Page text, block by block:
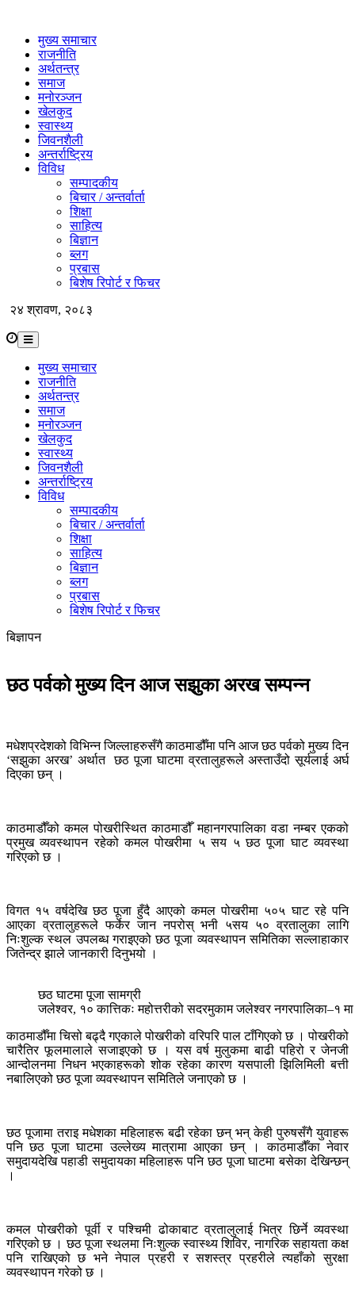
मुख्य समाचार
राजनीति
अर्थतन्त्र
समाज
मनोरञ्जन
खेलकुद
स्वास्थ्य
जिवनशैली
अन्तर्राष्ट्रिय
विविध
सम्पादकीय
बिचार / अन्तर्वार्ता
शिक्षा
साहित्य
बिज्ञान
ब्लग
प्रबास
बिशेष रिपोर्ट र फिचर
२४ श्रावण, २०८३
मुख्य समाचार
राजनीति
अर्थतन्त्र
समाज
मनोरञ्जन
खेलकुद
स्वास्थ्य
जिवनशैली
अन्तर्राष्ट्रिय
विविध
सम्पादकीय
बिचार / अन्तर्वार्ता
शिक्षा
साहित्य
बिज्ञान
ब्लग
प्रबास
बिशेष रिपोर्ट र फिचर
बिज्ञापन
छठ पर्वको मुख्य दिन आज सझुका अरख सम्पन्न
मधेशप्रदेशको विभिन्न जिल्लाहरुसँगै काठमाडौँमा पनि आज छठ पर्वको मुख्य दिन
‘सझुका अरख’ अर्थात छठ पूजा घाटमा व्रतालुहरूले अस्ताउँदो सूर्यलाई अर्घ
दिएका छन् ।
काठमाडौँको कमल पोखरीस्थित काठमाडौँ महानगरपालिका वडा नम्बर एकको
प्रमुख व्यवस्थापन रहेको कमल पोखरीमा ५ सय ५ छठ पूजा घाट व्यवस्था
गरिएको छ ।
विगत १५ वर्षदेखि छठ पूजा हुँदै आएको कमल पोखरीमा ५०५ घाट रहे पनि
आएका व्रतालुहरूले फर्केर जान नपरोस् भनी ५सय ५० व्रतालुका लागि
निःशुल्क स्थल उपलब्ध गराइएको छठ पूजा व्यवस्थापन समितिका सल्लाहाकार
जितेन्द्र झाले जानकारी दिनुभयो ।
छठ घाटमा पूजा सामग्री
जलेश्वर, १० कात्तिकः महोत्तरीको सदरमुकाम जलेश्वर नगरपालिका–१
काठमाडौँमा चिसो बढ्दै गएकाले पोखरीको वरिपरि पाल टाँगिएको छ । पोखरीको
चारैतिर फूलमालाले सजाइएको छ । यस वर्ष मुलुकमा बाढी पहिरो र जेनजी
आन्दोलनमा निधन भएकाहरूको शोक रहेका कारण यसपाली झिलिमिली बत्ती
नबालिएको छठ पूजा व्यवस्थापन समितिले जनाएको छ ।
छठ पूजामा तराइ मधेशका महिलाहरू बढी रहेका छन् भन् केही पुरुषसँगै युवाहरू
पनि छठ पूजा घाटमा उल्लेख्य मात्रामा आएका छन् । काठमाडौँका नेवार
समुदायदेखि पहाडी समुदायका महिलाहरू पनि छठ पूजा घाटमा बसेका देखिन्छन्
।
कमल पोखरीको पूर्वी र पश्चिमी ढोकाबाट व्रतालुलाई भित्र छिर्ने व्यवस्था
गरिएको छ । छठ पूजा स्थलमा निःशुल्क स्वास्थ्य शिविर, नागरिक सहायता कक्ष
पनि राखिएको छ भने नेपाल प्रहरी र सशस्त्र प्रहरीले त्यहाँको सुरक्षा
व्यवस्थापन गरेको छ ।